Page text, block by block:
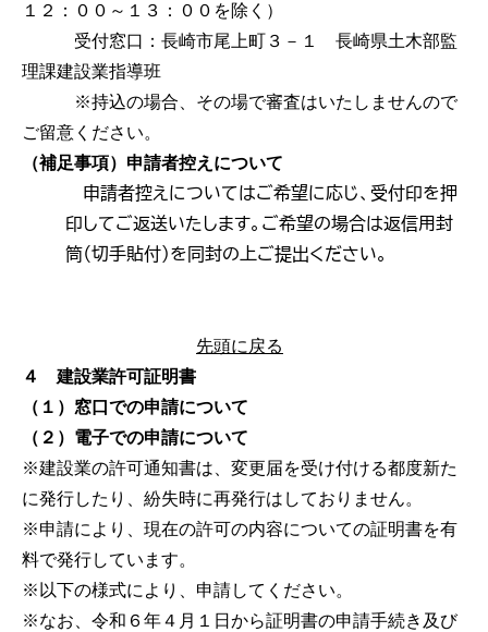
１２：００～１３：００を除く）
受付窓口：長崎市尾上町３－１ 長崎県土木部監
理課建設業指導班
※持込の場合、その場で審査はいたしませんので
ご留意ください。
（補足事項）申請者控えについて
申請者控えについてはご希望に応じ、受付印を押
印してご返送いたします。ご希望の場合は返信用封
筒（切手貼付）を同封の上ご提出ください。
先頭に戻る
４ 建設業許可証明書
（１）窓口での申請について
（２）電子での申請について
※建設業の許可通知書は、変更届を受け付ける都度新た
に発行したり、紛失時に再発行はしておりません。
※申請により、現在の許可の内容についての証明書を有
料で発行しています。
※以下の様式により、申請してください。
※なお、令和６年４月１日から証明書の申請手続き及び